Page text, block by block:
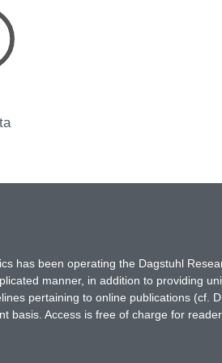
has been operating the Dagstuhl
manner, in addition to providing
pertaining to online publications
basis. Access is free of charge for